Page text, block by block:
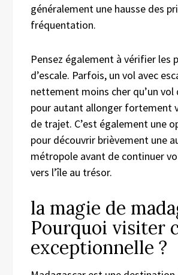
généralement une hausse des
fréquentation.
Pensez également à vérifier les
d’escale. Parfois, un vol avec
nettement moins cher qu’un vol
pour autant allonger fortement
de trajet. C’est également une
pour découvrir brièvement une
métropole avant de continuer
vers l’île au trésor.
la magie de
Pourquoi visiter
exceptionnelle ?